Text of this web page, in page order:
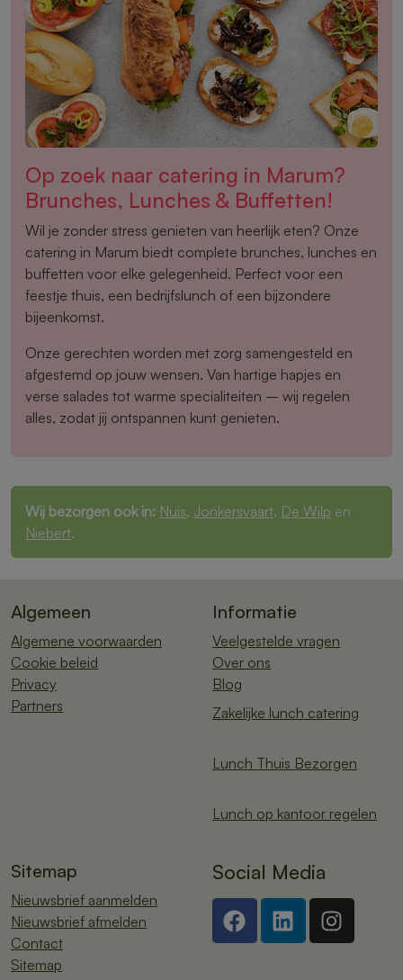
Op zoek naar catering in Marum?
Brunches, Lunches & Buffetten!
Wil je zonder stress genieten van heerlijk eten? Onze
catering in Marum biedt complete brunches, lunches en
buffetten voor elke gelegenheid. Perfect voor een
feestje thuis, een bedrijfslunch of een bijzondere
bijeenkomst.
Onze gerechten worden met zorg samengesteld en
afgestemd op jouw wensen. Van hartige hapjes en
verse salades tot warme specialiteiten – wij regelen
alles, zodat jij ontspannen kunt genieten.
Wij bezorgen ook in: Nuis, Jonkersvaart, De Wilp en
Niebert.
Algemeen
Algemene voorwaarden
Cookie beleid
Privacy
Partners
Informatie
Veelgestelde vragen
Over ons
Blog
Zakelijke lunch catering
Lunch Thuis Bezorgen
Lunch op kantoor regelen
Sitemap
Nieuwsbrief aanmelden
Nieuwsbrief afmelden
Contact
Sitemap
Social Media